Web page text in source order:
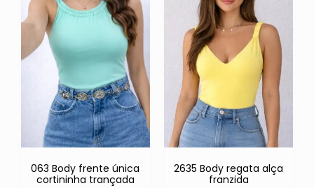
063 Body frente única
cortininha trançada
2635 Body regata alça
franzida